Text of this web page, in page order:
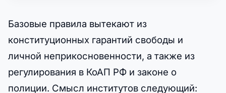
Базовые правила вытекают из
конституционных гарантий свободы и
личной неприкосновенности, а также из
регулирования в КоАП РФ и законе о
полиции. Смысл институтов следующий: